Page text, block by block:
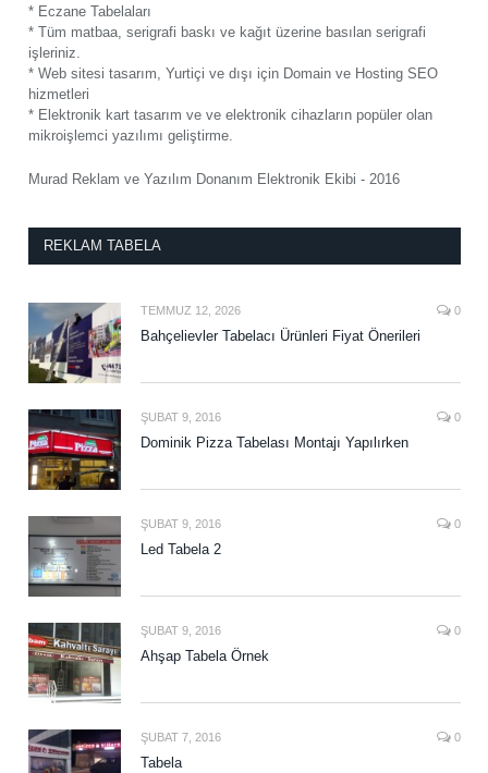
* Eczane Tabelaları
* Tüm matbaa, serigrafi baskı ve kağıt üzerine basılan serigrafi
işleriniz.
* Web sitesi tasarım, Yurtiçi ve dışı için Domain ve Hosting SEO
hizmetleri
* Elektronik kart tasarım ve ve elektronik cihazların popüler olan
mikroişlemci yazılımı geliştirme.
Murad Reklam ve Yazılım Donanım Elektronik Ekibi - 2016
REKLAM TABELA
TEMMUZ 12, 2026 0
Bahçelievler Tabelacı Ürünleri Fiyat Önerileri
ŞUBAT 9, 2016 0
Dominik Pizza Tabelası Montajı Yapılırken
ŞUBAT 9, 2016 0
Led Tabela 2
ŞUBAT 9, 2016 0
Ahşap Tabela Örnek
ŞUBAT 7, 2016 0
Tabela